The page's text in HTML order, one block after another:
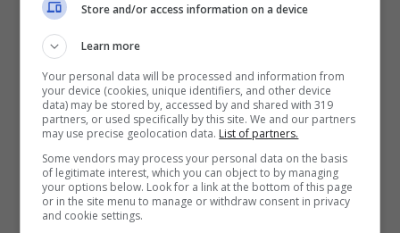
ULTIMI ARTICOLI
Store and/or access information on a device
Learn more
Your personal data will be processed and information from
your device (cookies, unique identifiers, and other device
data) may be stored by, accessed by and shared with 319
partners, or used specifically by this site. We and our partners
may use precise geolocation data. List of partners.
Some vendors may process your personal data on the basis
of legitimate interest, which you can object to by managing
your options below. Look for a link at the bottom of this page
or in the site menu to manage or withdraw consent in privacy
and cookie settings.